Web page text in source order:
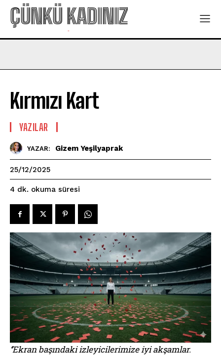
ÇÜNKÜ KADINIZ
-
Kırmızı Kart
YAZILAR
YAZAR: Gizem Yeşilyaprak
25/12/2025
4 dk. okuma süresi
‘’Ekran başındaki izleyicilerimize iyi akşamlar.